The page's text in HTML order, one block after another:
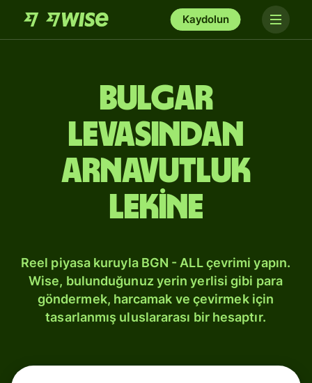
Kaydolun
Bulgar
levasından
Arnavutluk
lekine
Reel piyasa kuruyla BGN - ALL çevrimi yapın.
Wise, bulunduğunuz yerin yerlisi gibi para
göndermek, harcamak ve çevirmek için
tasarlanmış uluslararası bir hesaptır.